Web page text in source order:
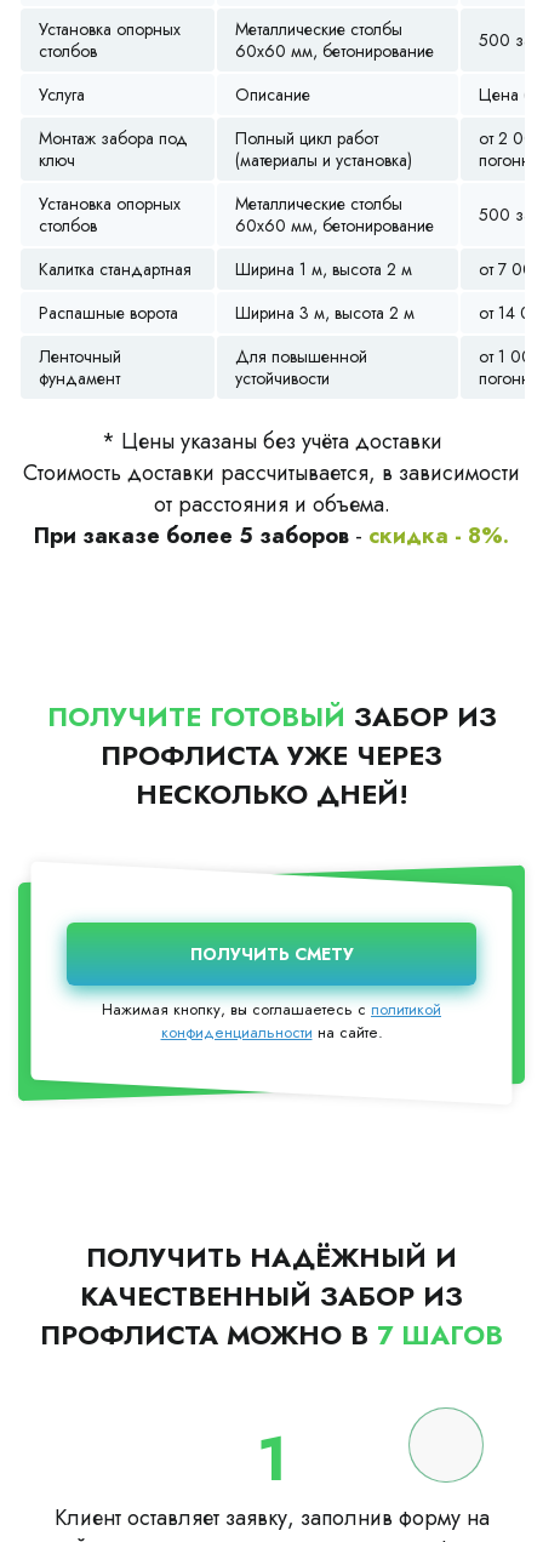
Установка опорных
столбов
Металлические столбы
60х60 мм, бетонирование
500 за
Услуга Описание
Цена
Монтаж забора под
ключ
Полный цикл работ
(материалы и установка)
от 2
Установка опорных
столбов
Металлические столбы
60х60 мм, бетонирование
500 за
Калитка стандартная Ширина 1 м, высота 2 м
от 7 000
Распашные ворота
Ширина 3 м, высота 2 м
от 14
Ленточный
фундамент
Для повышенной
устойчивости
от 1
* Цены указаны без учёта доставки
Стоимость доставки рассчитывается, в зависимости
от расстояния и объема.
При заказе более 5 заборов - скидка - 8%.
ПОЛУЧИТЕ ГОТОВЫЙ ЗАБОР ИЗ
ПРОФЛИСТА УЖЕ ЧЕРЕЗ
НЕСКОЛЬКО ДНЕЙ!
Нажимая кнопку, вы соглашаетесь сполитикой
конфиденциальности на сайте.
ПОЛУЧИТЬ НАДЁЖНЫЙ И
КАЧЕСТВЕННЫЙ ЗАБОР ИЗ
ПРОФЛИСТА МОЖНО В 7 ШАГОВ
1
Клиент оставляет заявку, заполнив форму на